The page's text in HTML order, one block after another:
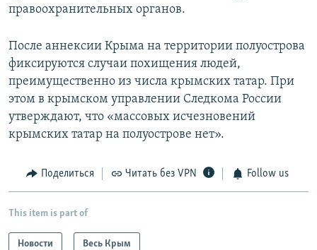
правоохранительных органов.
После аннексии Крыма на территории полуострова
фиксируются случаи похищения людей,
преимущественно из числа крымских татар. При
этом в крымском управлении Следкома России
утверждают, что «массовых исчезновений
крымских татар на полуострове нет».
Поделиться Читать без VPN Follow us
This item is part of
Новости Весь Крым